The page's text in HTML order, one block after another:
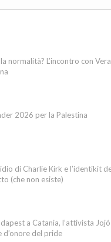
la normalità? L’incontro con
2026 per la Palestina
di Charlie Kirk e l’identikit
(che non esiste)
a Catania, l’attivista
d’onore del pride